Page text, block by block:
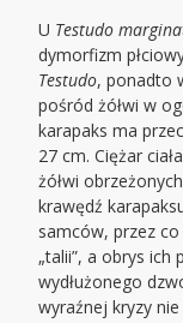
U Testudo
dymorfizm
Testudo, ponadto
pośród żółwi w
karapaks ma
27 cm. Ciężar
żółwi
krawędź
samców, przez
„talii”, a obrys ich
wydłużonego
wyraźnej kryzy